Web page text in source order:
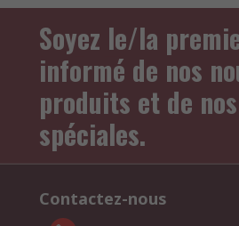
Soyez le/la
informé de nos
produits et de
spéciales.
Contactez-nous